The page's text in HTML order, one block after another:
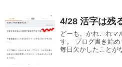
4/28 活字は残
どーも。かれこれマ
す。 ブログ書き始
毎日欠かしたことが